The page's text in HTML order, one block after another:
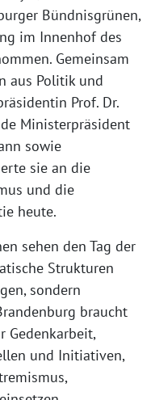
Bündnisgrünen,
im Innenhof des
Gemeinsam
aus Politik und
Prof. Dr.
Ministerpräsident
sowie
sie an die
und die
heute.
sehen den Tag der
Strukturen
sondern
braucht
Gedenkarbeit,
und Initiativen,